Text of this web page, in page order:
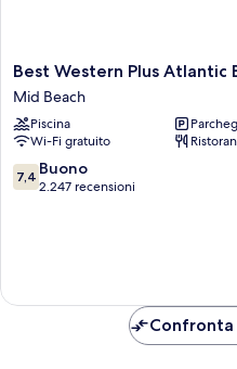
Best
Western
Plus
Atlantic
Beach
Resort
Mid
Best Western Plus Atlantic
Mid Beach
Piscina
Wi-Fi gratuito
7.4
su
7,4 Buono
2.247 recensioni